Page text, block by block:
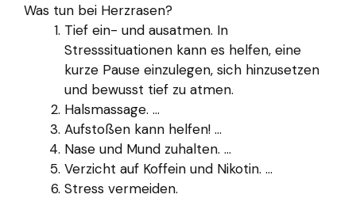
Was tun bei Herzrasen?
Tief ein- und ausatmen. In
Stresssituationen kann es helfen, eine
kurze Pause einzulegen, sich hinzusetzen
und bewusst tief zu atmen.
Halsmassage. ...
Aufstoßen kann helfen! ...
Nase und Mund zuhalten. ...
Verzicht auf Koffein und Nikotin. ...
Stress vermeiden.